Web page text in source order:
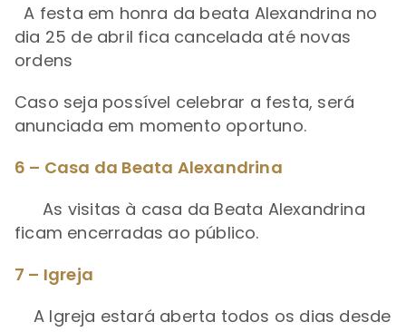
A festa em honra da beata Alexandrina no
dia 25 de abril fica cancelada até novas
ordens
Caso seja possível celebrar a festa, será
anunciada em momento oportuno.
6 – Casa da Beata Alexandrina
As visitas à casa da Beata Alexandrina
ficam encerradas ao público.
7 – Igreja
A Igreja estará aberta todos os dias desde